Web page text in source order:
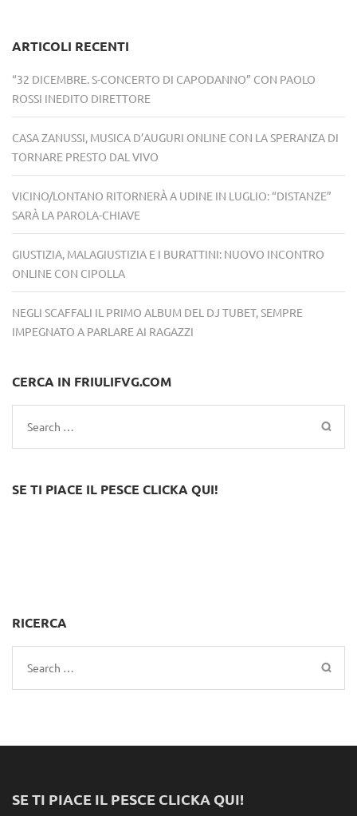
ARTICOLI RECENTI
“32 DICEMBRE. S-CONCERTO DI CAPODANNO” CON PAOLO
ROSSI INEDITO DIRETTORE
CASA ZANUSSI, MUSICA D’AUGURI ONLINE CON LA SPERANZA DI
TORNARE PRESTO DAL VIVO
VICINO/LONTANO RITORNERÀ A UDINE IN LUGLIO: “DISTANZE”
SARÀ LA PAROLA-CHIAVE
GIUSTIZIA, MALAGIUSTIZIA E I BURATTINI: NUOVO INCONTRO
ONLINE CON CIPOLLA
NEGLI SCAFFALI IL PRIMO ALBUM DEL DJ TUBET, SEMPRE
IMPEGNATO A PARLARE AI RAGAZZI
CERCA IN FRIULIFVG.COM
Search
for:
SE TI PIACE IL PESCE CLICKA QUI!
RICERCA
Search
for:
SE TI PIACE IL PESCE CLICKA QUI!